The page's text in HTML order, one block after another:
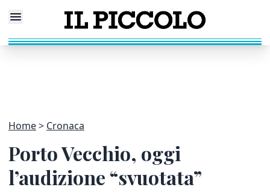
Home Cronaca
Porto Vecchio, oggi
l’audizione “svuotata”